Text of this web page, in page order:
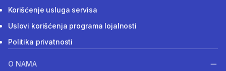
Korišćenje usluga servisa
Uslovi korišćenja programa lojalnosti
Politika privatnosti
O NAMA